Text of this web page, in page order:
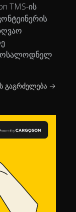
TMS-ის
გაგრძელება →